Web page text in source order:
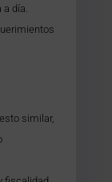
día.
similar,